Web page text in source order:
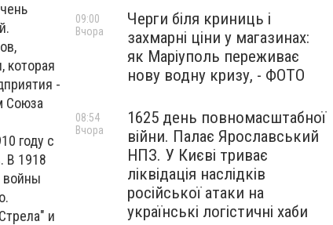
которая
-
Союза
году с
В 1918
войны
и
Черги біля криниць і
захмарні ціни у магазинах:
як Маріуполь переживає
нову водну кризу, - ФОТО
09:00
Вчора
1625 день повномасштабної
війни. Палає Ярославський
НПЗ. У Києві триває
ліквідація наслідків
російської атаки на
українські логістичні хаби
08:54
Вчора